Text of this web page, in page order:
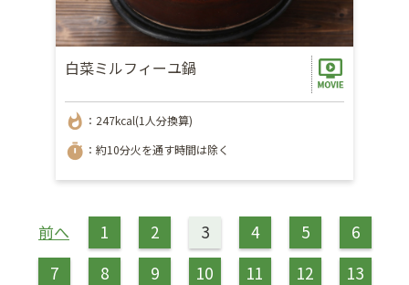
白菜ミルフィーユ鍋
whatshot ：247kcal(1人分換算)
timer ：約10分火を通す時間は除く
前へ 1 2 3 4 5
6
7
8 9 10 11 12
13